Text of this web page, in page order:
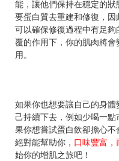
能，讓他們保持在穩定的
要蛋白質去重建和修復，因
可以確保修復過程中有足
覆的作用下，你的肌肉將
用。
如果你也想要讓自己的身
己持續下去，例如少喝一
果你想嘗試蛋白飲卻擔心不
絕對能幫助你， 口味豐富
始你的增肌之旅吧！